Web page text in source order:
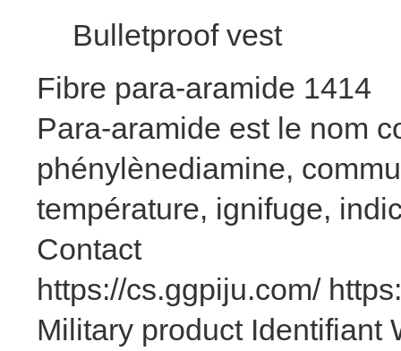
Bulletproof vest
Fibre para-aramide 1414
Para-aramide est le nom
phénylènediamine,
température, ignifuge,
Contact
https://cs.ggpiju.com/
Military product Identifiant